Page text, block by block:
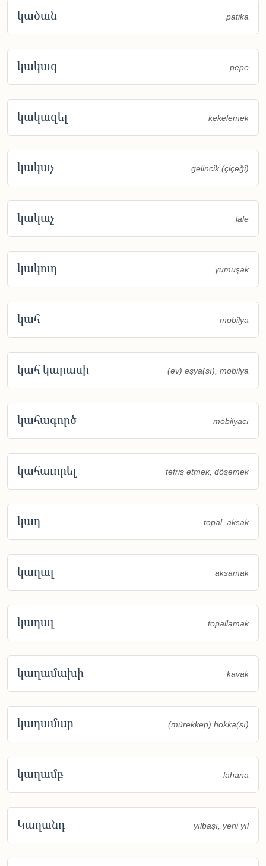
կածան patika
կակազ pepe
կակազել kekelemek
կակաչ gelincik (çiçeği)
կակաչ lale
կակուղ yumuşak
կահ mobilya
կահ կարասի (ev) eşya(sı), mobilya
կահագործ mobilyacı
կահաւորել tefriş etmek, döşemek
կաղ topal, aksak
կաղալ aksamak
կաղալ topallamak
կաղամախի kavak
կաղամար (mürekkep) hokka(sı)
կաղամբ lahana
Կաղանդ yılbaşı, yeni yıl